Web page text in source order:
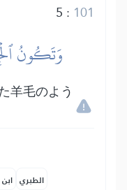
5 : 101
وَتَكُونُ
羊毛のよう
الطبري